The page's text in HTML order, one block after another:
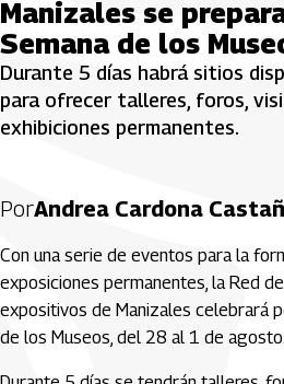
Manizales se
Semana de los
Durante 5 días habrá sitios
para ofrecer talleres, foros,
exhibiciones permanentes.
PorAndrea Cardona
Con una serie de eventos para la
exposiciones permanentes, la Red
expositivos de Manizales celebrará
de los Museos, del 28 al 1 de agosto.